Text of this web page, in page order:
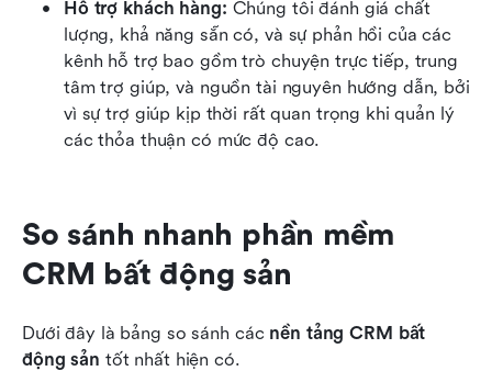
Hỗ trợ khách hàng: Chúng tôi đánh giá chất
lượng, khả năng sẵn có, và sự phản hồi của các
kênh hỗ trợ bao gồm trò chuyện trực tiếp, trung
tâm trợ giúp, và nguồn tài nguyên hướng dẫn, bởi
vì sự trợ giúp kịp thời rất quan trọng khi quản lý
các thỏa thuận có mức độ cao.
So sánh nhanh phần mềm
CRM bất động sản
Dưới đây là bảng so sánh các nền tảng CRM bất
động sản tốt nhất hiện có.